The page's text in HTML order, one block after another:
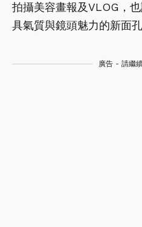
拍攝美容畫報及VLOG，
具氣質與鏡頭魅力的新面孔
廣告 - 請繼